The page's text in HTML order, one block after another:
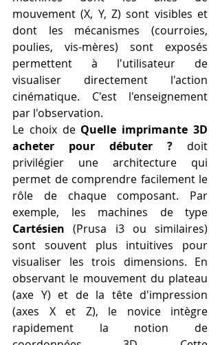
mouvement (X, Y, Z) sont visibles et
dont les mécanismes (courroies,
poulies, vis-mères) sont exposés
permettent à l'utilisateur de
visualiser directement l'action
cinématique. C'est l'enseignement
par l'observation.
Le choix de Quelle imprimante 3D
acheter pour débuter ? doit
privilégier une architecture qui
permet de comprendre facilement le
rôle de chaque composant. Par
Cartésien (Prusa i3 ou similaires)
sont souvent plus intuitives pour
visualiser les trois dimensions. En
observant le mouvement du plateau
(axe Y) et de la tête d'impression
(axes X et Z), le novice intègre
rapidement la notion de